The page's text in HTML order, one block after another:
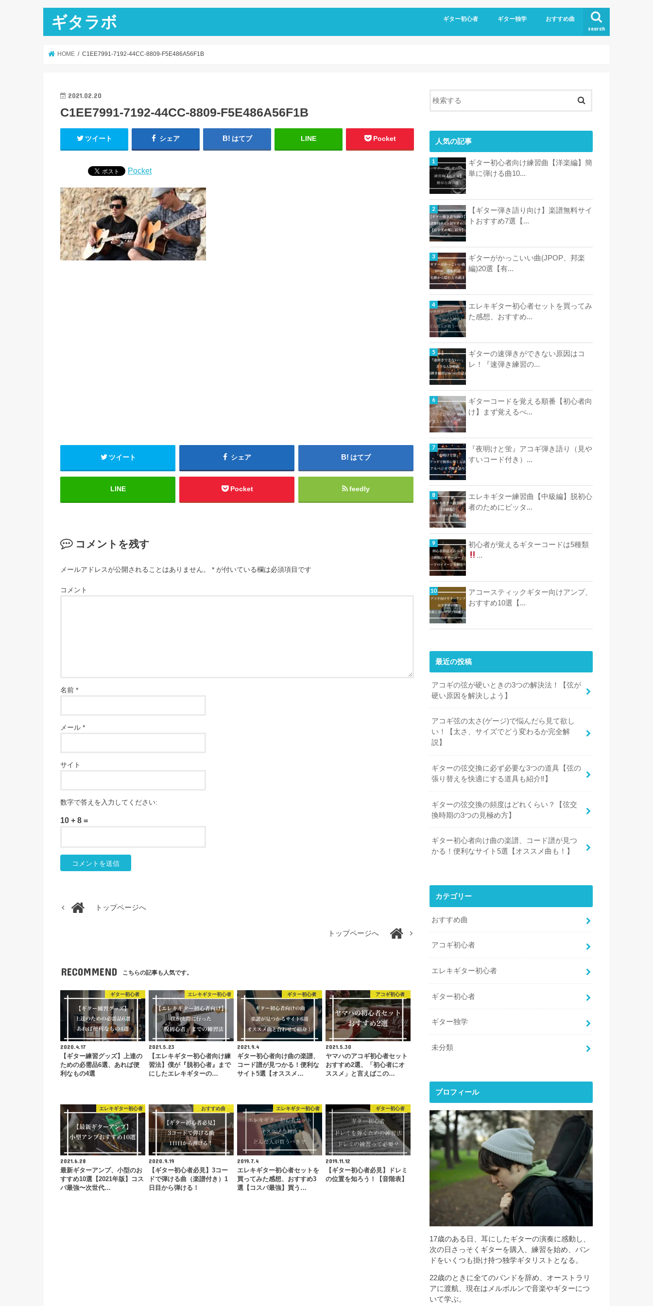
ギタラボ search
ギター初心者 ギター独学 おすすめ曲
HOME C1EE7991-7192-44CC-8809-F5E486A56F1B
2021.02.20
C1EE7991-7192-44CC-8809-F5E486A56F1B
ツイート シェア はてブ LINE Pocket
Pocket
ツイート シェア はてブ
LINE Pocket feedly
コメントを残す
メールアドレスが公開されることはありません。 * が付いている欄は必須項目です
コメント
名前 *
メール *
サイト
数字で答えを入力してください:
10 + 8 =
トップページへ
トップページへ
RECOMMEND こちらの記事も人気です。
ギター初心者
2020.4.17
【ギター練習グッズ】上達の
ための必需品6選、あれば便
利なもの4選
エレキギター初心者
2021.5.23
【エレキギター初心者向け練
習法】僕が『脱初心者』まで
にしたエレキギターの…
ギター初心者
2021.9.4
ギター初心者向け曲の楽譜、
コード譜が見つかる！便利な
サイト5選【オススメ…
アコギ初心者
2021.5.30
ヤマハのアコギ初心者セット
おすすめ2選、「初心者にオ
ススメ」と言えばこの…
エレキギター初心者
2021.6.28
最新ギターアンプ、小型のお
すすめ10選【2021年版】コス
パ最強〜次世代…
おすすめ曲
2020.9.19
【ギター初心者必見】3コー
ドで弾ける曲（楽譜付き）1
日目から弾ける！
エレキギター初心者
2019.7.4
エレキギター初心者セットを
買ってみた感想、おすすめ3
選【コスパ最強】買う…
ギター初心者
2019.11.12
【ギター初心者必見】ドレミ
の位置を知ろう！【音階表】
人気の記事
ギター初心者向け練習曲【洋楽編】簡
単に弾ける曲10...
【ギター弾き語り向け】楽譜無料サイ
トおすすめ7選【...
ギターがかっこいい曲(JPOP、邦楽
編)20選【有...
エレキギター初心者セットを買ってみ
た感想、おすすめ...
ギターの速弾きができない原因はコ
レ！『速弾き練習の...
ギターコードを覚える順番【初心者向
け】まず覚えるべ...
『夜明けと蛍』アコギ弾き語り（見や
すいコード付き）...
エレキギター練習曲【中級編】脱初心
者のためにピッタ...
初心者が覚えるギターコードは5種類
...
アコースティックギター向けアンプ、
おすすめ10選【...
最近の投稿
アコギの弦が硬いときの3つの解決法！【弦が
硬い原因を解決しよう】
アコギ弦の太さ(ゲージ)で悩んだら見て欲し
い！【太さ、サイズでどう変わるか完全解
説】
ギターの弦交換に必ず必要な3つの道具【弦の
張り替えを快適にする道具も紹介‼︎】
ギターの弦交換の頻度はどれくらい？【弦交
換時期の3つの見極め方】
ギター初心者向け曲の楽譜、コード譜が見つ
かる！便利なサイト5選【オススメ曲も！】
カテゴリー
おすすめ曲
アコギ初心者
エレキギター初心者
ギター初心者
ギター独学
未分類
プロフィール
17歳のある日、耳にしたギターの演奏に感動し、
次の日さっそくギターを購入、練習を始め、バン
ドをいくつも掛け持つ独学ギタリストとなる。
22歳のときに全てのバンドを辞め、オーストラリ
アに渡航、現在はメルボルンで音楽やギターにつ
いて学ぶ。